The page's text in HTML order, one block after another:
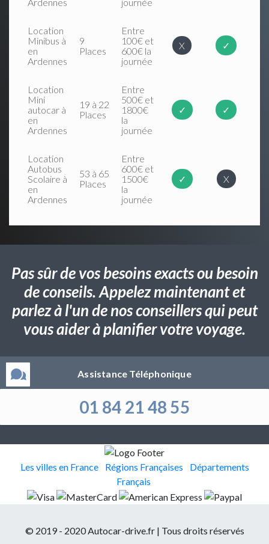
Location
Minibus à
en
Ardennes
9
Places
Entre
100€ et
600€ la
journée
X ✓
Location
Mini
autocar à
en
Ardennes
19 à 22
Places
Entre
500€ et
1800€
la
journée
✓ ✓
Location
Autobus
Scolaire à
en
Ardennes
53 à 65
Places
Entre
600€ et
1500€
la
journée
✓ X
Pas sûr de vos besoins exacts ou besoin
de conseils. Appelez maintenant et
parlez à l'un de nos conseillers qui peut
vous aider à planifier votre voyage.
Assistance Téléphonique
01 84 21 48 55
Les villes en France Régions Françaises
Départements
Français
© 2019 - 2020 Autocar-drive.fr | Tous droits réservés